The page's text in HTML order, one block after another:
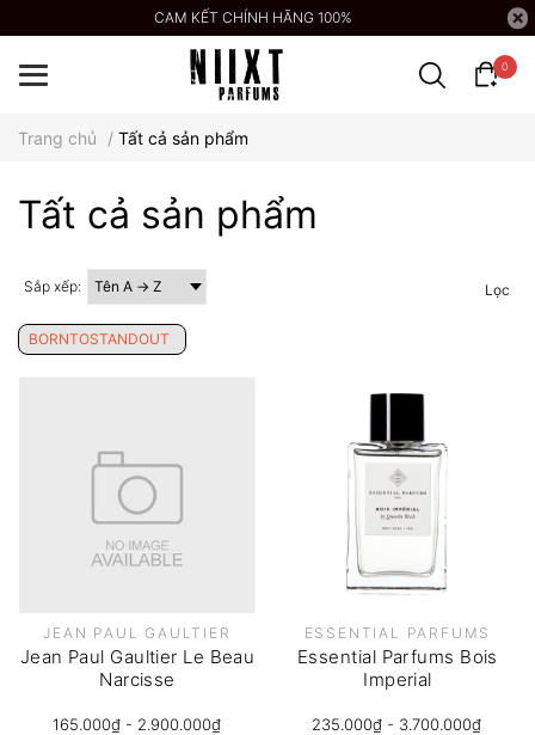
CAM KẾT CHÍNH HÃNG 100%
0
Trang chủ / Tất cả sản phẩm
Tất cả sản phẩm
Sắp xếp: Lọc
BORNTOSTANDOUT
JEAN PAUL GAULTIER
Jean Paul Gaultier Le Beau
Narcisse
165.000₫ - 2.900.000₫
ESSENTIAL PARFUMS
Essential Parfums Bois
Imperial
235.000₫ - 3.700.000₫